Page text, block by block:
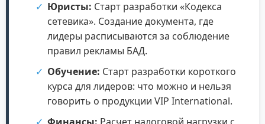
Юристы: Старт разработки «Кодекса
сетевика». Создание документа, где
лидеры расписываются за соблюдение
правил рекламы БАД.
Обучение: Старт разработки короткого
курса для лидеров: что можно и нельзя
говорить о продукции VIP International.